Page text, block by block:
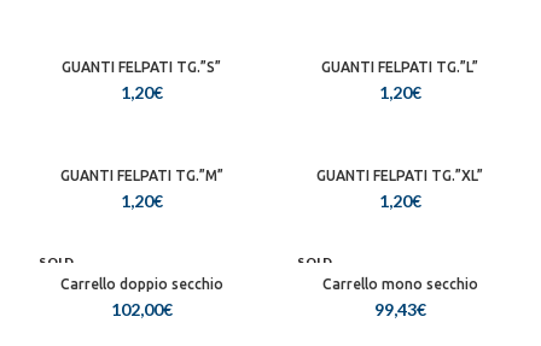
GUANTI FELPATI TG.”S”
1,20€
GUANTI FELPATI TG.”L”
1,20€
GUANTI FELPATI TG.”M”
1,20€
GUANTI FELPATI TG.”XL”
1,20€
SOLD
OUTCarrello doppio secchio
102,00€
SOLD
OUTCarrello mono secchio
99,43€